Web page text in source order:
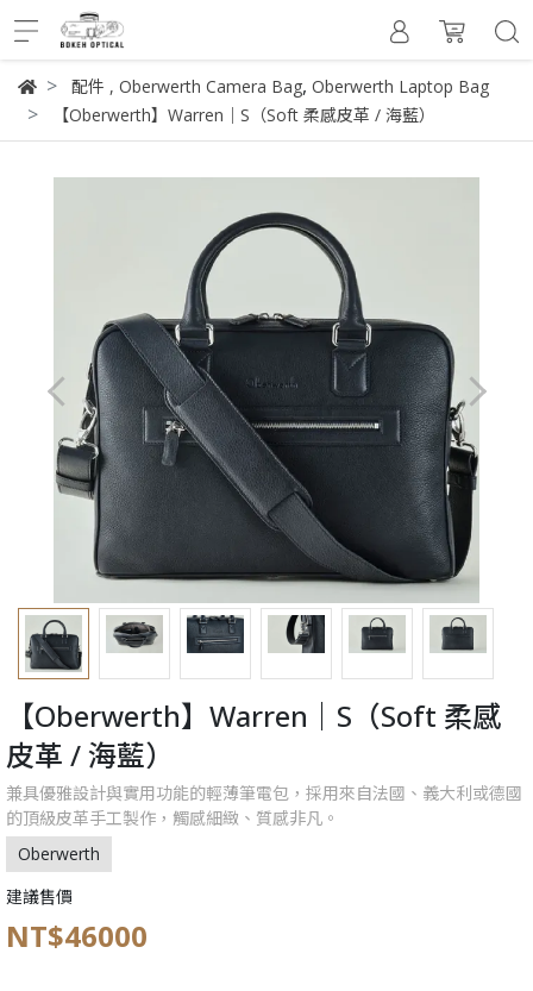
配件 , Oberwerth Camera Bag, Oberwerth Laptop Bag
【Oberwerth】Warren｜S（Soft 柔感皮革 / 海藍）
【Oberwerth】Warren｜S（Soft 柔感
皮革 / 海藍）
兼具優雅設計與實用功能的輕薄筆電包，採用來自法國、義大利或德國
的頂級皮革手工製作，觸感細緻、質感非凡。
Oberwerth
建議售價
NT$46000